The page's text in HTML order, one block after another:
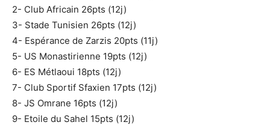
2- Club Africain 26pts (12j)
3- Stade Tunisien 26pts (12j)
4- Espérance de Zarzis 20pts (11j)
5- US Monastirienne 19pts (12j)
6- ES Métlaoui 18pts (12j)
7- Club Sportif Sfaxien 17pts (12j)
8- JS Omrane 16pts (12j)
9- Etoile du Sahel 15pts (12j)